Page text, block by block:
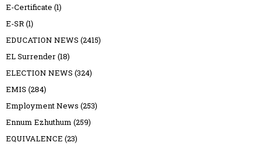
E-Certificate (1)
E-SR(1)
EDUCATION NEWS (2415)
EL Surrender(18)
ELECTION NEWS (324)
EMIS (284)
Employment News (253)
Ennum Ezhuthum (259)
EQUIVALENCE (23)